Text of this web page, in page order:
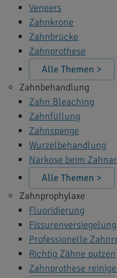
Veneers
Zahnkrone
Zahnbrücke
Zahnprothese
Alle Themen >
Zahnbehandlung
Zahn Bleaching
Zahnfüllung
Zahnspange
Wurzelbehandlung
Narkose beim
Alle Themen >
Zahnprophylaxe
Fluoridierung
Fissurenversiegelung
Professionelle
Richtig Zähne putzen
Zahnprothese